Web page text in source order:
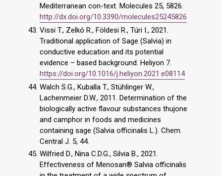
Mediterranean con-text. Molecules 25, 5826.
http://dx.doi.org/10.3390/molecules25245826
Vissi T., Zelkó R., Földesi R., Túri I., 2021.
Traditional application of Sage (Salvia) in
conductive education and its potential
evidence – based background. Heliyon 7.
https://doi.org/10.1016/j.heliyon.2021.e08114
Walch S.G., Kuballa T., Stühlinger W.,
Lachenmeier D.W., 2011. Determination of the
biologically active flavour substances thujone
and camphor in foods and medicines
containing sage (Salvia officinalis L.). Chem.
Central J. 5, 44.
Wilfried D., Nina C.D.G., Silvia B., 2021.
Effectiveness of Menosan® Salvia officinalis